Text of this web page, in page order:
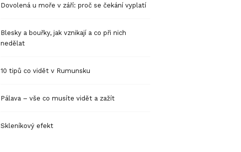
Dovolená u moře v září: proč se čekání vyplatí
Blesky a bouřky, jak vznikají a co při nich
nedělat
10 tipů co vidět v Rumunsku
Pálava – vše co musíte vidět a zažít
Skleníkový efekt